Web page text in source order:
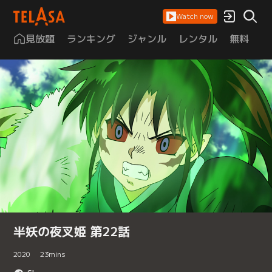
Watch now
見放題 ランキング ジャンル レンタル 無料
半妖の夜叉姫 第22話
2020 23mins